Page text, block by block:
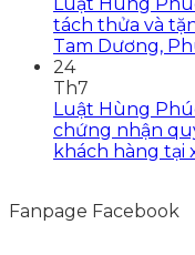
tách thửa và
Tam Dương,
24
Th7
Luật Hùng
chứng nhận
khách hàng tại
Fanpage Facebook